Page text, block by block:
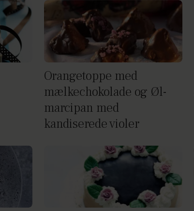
Orangetoppe med
mælkechokolade og Øl-
marcipan med
kandiserede violer